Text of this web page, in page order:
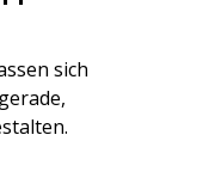
sich